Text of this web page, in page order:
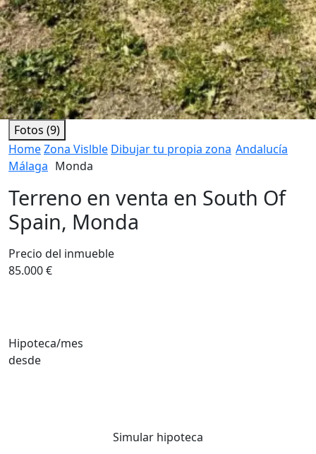
Fotos (9)
HomeZona Vislble Dibujar tu propia zona Andalucía
Málaga Monda
Terreno en venta en South Of
Spain, Monda
Precio del inmueble
85.000 €
Hipoteca/mes
desde
Simular hipoteca